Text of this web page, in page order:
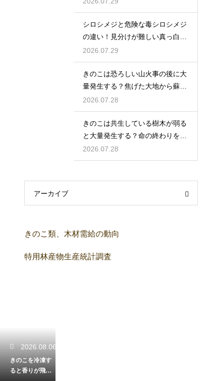
シロシメジと危険な毒シロシメジ
の違い！見分けが難しい真っ白な
姿に要注意
2026.07.29
きのこは恐ろしい山火事の後に大
量発生する？焦げた大地から蘇る
種類
2026.07.28
きのこは共生している樹木が弱る
と大量発生する？命の終わりを告
げるサイン
2026.07.28
アーカイブ
きのこ類、木材需給の動向
特用林産物生産統計調査
2026.08.06
きのこを冷凍す
ると香りが飛ぶ